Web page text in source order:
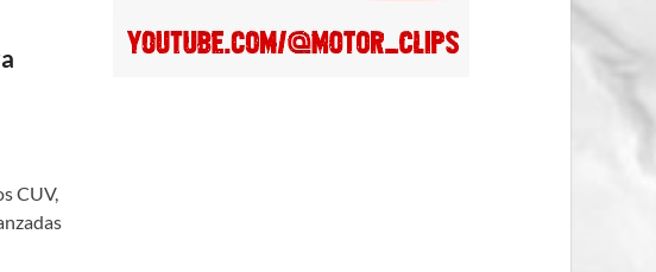
CUV,